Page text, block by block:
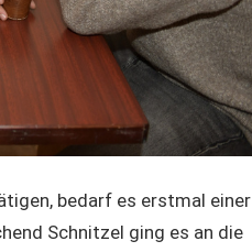
bedarf es erstmal einer
Schnitzel ging es an die